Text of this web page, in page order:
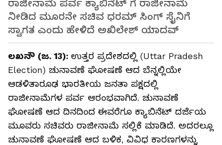
ರಾಜೀನಾಮೆ ಪರ್ವ ಕ್ಯಾಬಿನೆಟ್ ಗೆ ರಾಜೀನಾಮೆ
ನೀಡಿದ ಮೂರನೇ ಸಚಿವ ಧರಮ್ ಸಿಂಗ್ ಸೈನಿಗೆ
ಸ್ವಾಗತ ಎಂದು ಹೇಳಿದೆ ಅಖಿಲೇಶ್ ಯಾದವ್
ಲಖನೌ (ಜ. 13): ಉತ್ತರ ಪ್ರದೇಶದಲ್ಲಿ (Uttar Pradesh
Election) ಚುನಾವಣೆ ಘೋಷಣೆ ಆದ ಬೆನ್ನಲ್ಲಿಯೇ
ಆಡಳಿತಾರೂಢ ಭಾರತೀಯ ಜನತಾ ಪಕ್ಷದಲ್ಲಿ
ರಾಜೀನಾಮೆಗಳ ಪರ್ವ ಆರಂಭವಾಗಿದೆ. ಚುನಾವಣೆ
ಘೋಷಣೆ ಆದ ದಿನದಿಂದ ಈವರೆಗೂ ಕ್ಯಾಬಿನೆಟ್ ದರ್ಜೆಯ
ಮೂವರು ಸಚಿವರು ರಾಜೀನಾಮೆ ಸಲ್ಲಿಕೆ ಮಾಡಿದೆ. ಅದರಲ್ಲೂ
ಚುನಾವಣೆ ಘೋಷಣೆ ಆದ ಬಳಿಕ, ವಿವಿಧ ಕಾರಣಗಳನ್ನು